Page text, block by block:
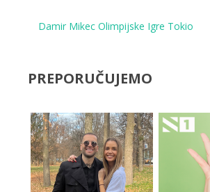
Damir Mikec Olimpijske Igre Tokio
PREPORUČUJEMO